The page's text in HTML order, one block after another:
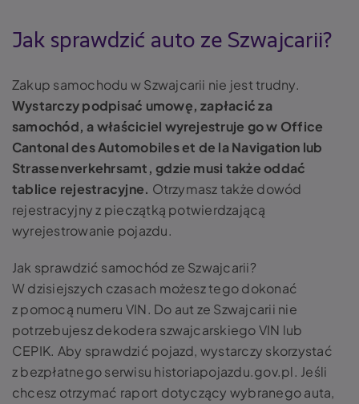
Jak sprawdzić auto ze Szwajcarii?
Zakup samochodu w Szwajcarii nie jest trudny.
Wystarczy podpisać umowę, zapłacić za
samochód, a właściciel wyrejestruje go w Office
Cantonal des Automobiles et de la Navigation lub
Strassenverkehrsamt, gdzie musi także oddać
tablice rejestracyjne. Otrzymasz także dowód
rejestracyjny z pieczątką potwierdzającą
wyrejestrowanie pojazdu.
Jak sprawdzić samochód ze Szwajcarii?
W dzisiejszych czasach możesz tego dokonać
z pomocą numeru VIN. Do aut ze Szwajcarii nie
potrzebujesz dekodera szwajcarskiego VIN lub
CEPIK. Aby sprawdzić pojazd, wystarczy skorzystać
z bezpłatnego serwisu historiapojazdu.gov.pl. Jeśli
chcesz otrzymać raport dotyczący wybranego auta,